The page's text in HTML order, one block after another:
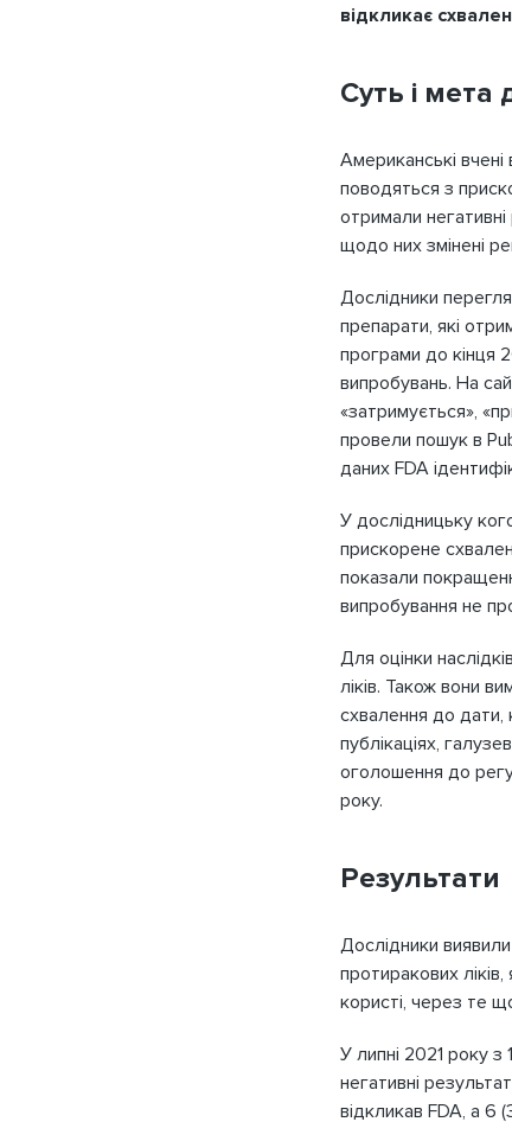
відкликає
Суть і мета
Американські
поводяться з
отримали
щодо них змінені
Дослідники
препарати, які
програми до кінця
випробувань. На
«затримується»,
провели пошук в
даних FDA
У дослідницьку
прискорене
показали
випробування не
Для оцінки
ліків. Також вони
схвалення до дати,
публікаціях,
оголошення до
року.
Результати
Дослідники
протиракових
користі, через те
У липні 2021 року з
негативні
відкликав FDA, а 6
Будь ласка,
E-mail
Пароль
Запам'ятати мене
Назва організації